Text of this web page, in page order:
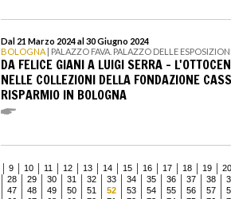
Dal 21 Marzo 2024 al 30 Giugno 2024
BOLOGNA | PALAZZO FAVA. PALAZZO DELLE
DA FELICE GIANI A LUIGI SERRA –
NELLE COLLEZIONI DELLA FONDAZIONE
RISPARMIO IN BOLOGNA
9 10 11 12 13 14 15 16 17 18 19
20
28 29 30 31 32 33 34 35 36 37 38
47 48 49 50 51 52 53 54 55 56 57